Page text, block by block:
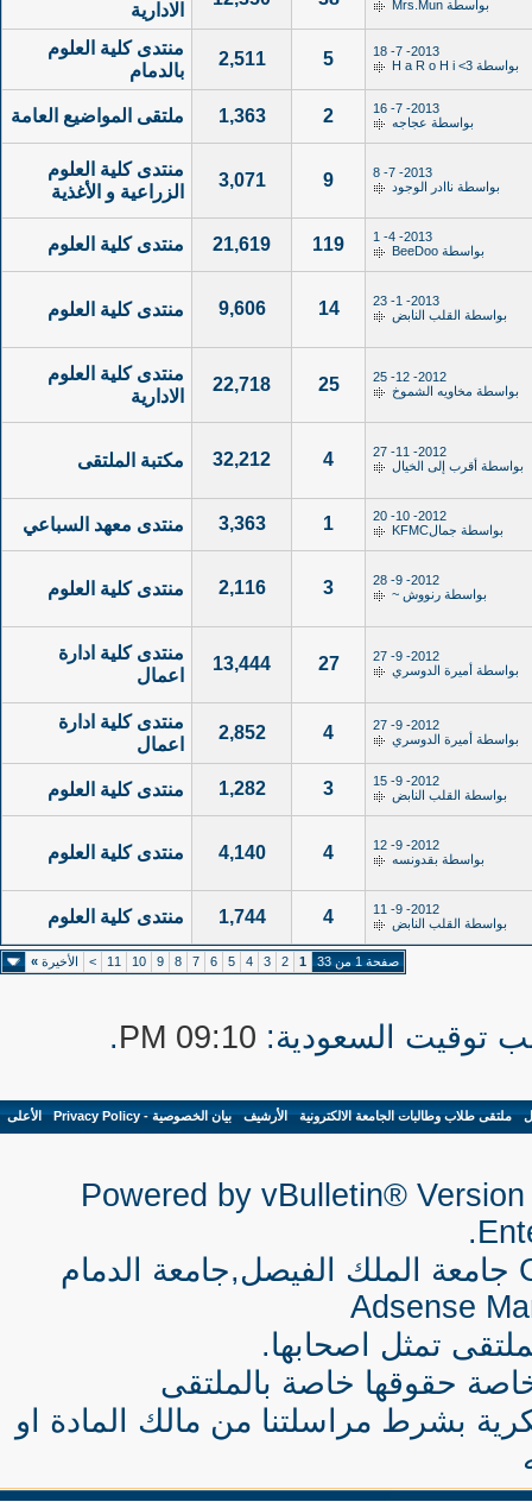
بواسطة Mrs.Mun
الادارية
2013- 7- 18
بواسطة H a R o H i <3
5
2,511
منتدى كلية العلوم
بالدمام
2013- 7- 16
بواسطة عجاجه 2
1,363 ملتقى المواضيع العامة
2013- 7- 8
بواسطة ناادر الوجود 9
3,071
منتدى كلية العلوم
الزراعية و الأغذية
2013- 4- 1
بواسطة BeeDoo
119
21,619 منتدى كلية العلوم
2013- 1- 23
بواسطة القلب النابض 14
9,606 منتدى كلية العلوم
2012- 12- 25
بواسطة مخاويه الشموخ 25
22,718
منتدى كلية العلوم
الادارية
2012- 11- 27
بواسطة أقرب إلى الخيال 4
32,212 مكتبة الملتقى
2012- 10- 20
بواسطة جمالKFMC 1
3,363 منتدى معهد السباعي
2012- 9- 28
بواسطة رنووش ~ 3
2,116 منتدى كلية العلوم
2012- 9- 27
بواسطة أميرة الدوسري 27
13,444
منتدى كلية ادارة
اعمال
2012- 9- 27
بواسطة أميرة الدوسري 4
2,852
منتدى كلية ادارة
اعمال
2012- 9- 15
بواسطة القلب النابض 3
1,282 منتدى كلية العلوم
2012- 9- 12
بواسطة بقدونسه 4
4,140 منتدى كلية العلوم
2012- 9- 11
بواسطة القلب النابض 4
1,744 منتدى كلية العلوم
صفحة 1 من 33 1
2
3
4
5
6
7
8
9
10
11
> الأخيرة »
09:10 PM
.
-ملتقى طلاب وطالبات الجامعة الالكترونية-الأرشيف-بيان الخصوصية - Privacy Policy -الأعلى
Powered by vBulletin®
جامعة الملك الفيصل,جامعة الدمام
Adsense
تمثل اصحابها.
حقوقها خاصة بالملتقى
بشرط مراسلتنا من مالك المادة او